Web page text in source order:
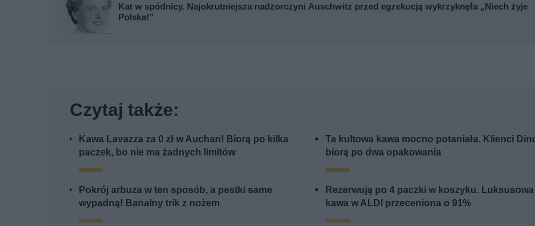
Kat w spódnicy. Najokrutniejsza nadzorczyni Auschwitz przed egzekucją wykrzyknęła „Niech żyje
Polska!”
Czytaj także:
Kawa Lavazza za 0 zł w Auchan! Biorą po kilka
paczek, bo nie ma żadnych limitów
Ta kultowa kawa mocno potaniała. Klienci
biorą po dwa opakowania
Pokrój arbuza w ten sposób, a pestki same
wypadną! Banalny trik z nożem
Rezerwują po 4 paczki w koszyku. Luksusowa
kawa w ALDI przeceniona o 91%